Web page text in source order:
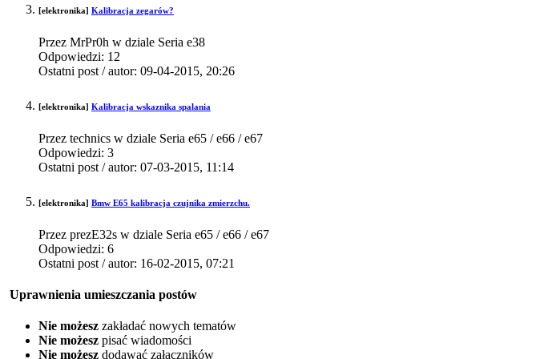
[elektronika] Kalibracja zegarów?
Przez MrPr0h w dziale Seria e38
Odpowiedzi: 12
Ostatni post / autor: 09-04-2015, 20:26
[elektronika] Kalibracja wskaznika spalania
Przez technics w dziale Seria e65 / e66 / e67
Odpowiedzi: 3
Ostatni post / autor: 07-03-2015, 11:14
[elektronika] Bmw E65 kalibracja czujnika zmierzchu.
Przez prezE32s w dziale Seria e65 / e66 / e67
Odpowiedzi: 6
Ostatni post / autor: 16-02-2015, 07:21
Uprawnienia umieszczania postów
Nie możesz zakładać nowych tematów
Nie możesz pisać wiadomości
Nie możesz dodawać załączników